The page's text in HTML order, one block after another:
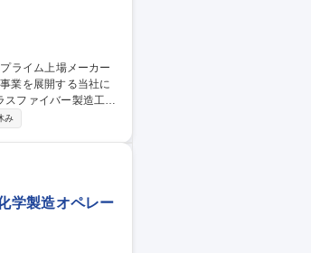
業を展開する当社に
み
学製造オペレー